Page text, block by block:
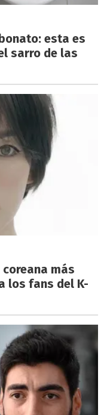
esta es
sarro de las
más
los fans del K-